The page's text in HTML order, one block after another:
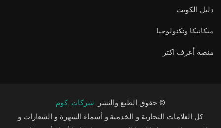
دليل الكويت
ميكانيكا وتكنولوجيا
منصة أعرف اكتر
© حقوق الطبع والنشر. شركات .كوم
كل العلامات التجارية و الخدمية و أسماء الشهرة و الشعارات و